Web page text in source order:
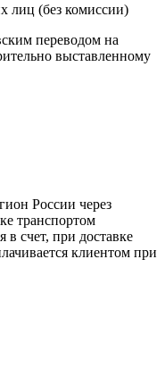
лиц (без комиссии)
переводом на
выставленному
России через
транспортом
в счет, при доставке
клиентом при